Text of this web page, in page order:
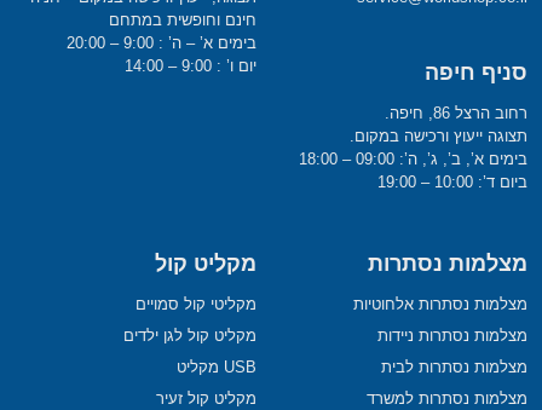
סניף חיפה
רחוב הרצל 86, חיפה.
תצוגה ייעוץ ורכישה במקום.
בימים א’, ב’, ג’, ה’: 09:00 – 18:00
ביום ד’: 10:00 – 19:00
חינם וחופשית במתחם
בימים א’ – ה’ : 9:00 – 20:00
יום ו’ : 9:00 – 14:00
מצלמות נסתרות
מצלמות נסתרות אלחוטיות
מצלמות נסתרות ניידות
מצלמות נסתרות לבית
מצלמות נסתרות למשרד
מקליט קול
מקליטי קול סמויים
מקליט קול לגן ילדים
USB מקליט
מקליט קול זעיר